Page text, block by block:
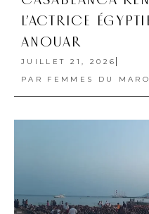
L’ACTRICE
ANOUAR
JUILLET 21, 2026
PAR
FEMMES DU